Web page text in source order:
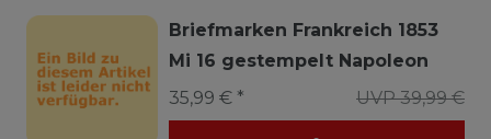
Briefmarken Frankreich 1853
Mi 16 gestempelt Napoleon
UVP 39,99 €
35,99 € *